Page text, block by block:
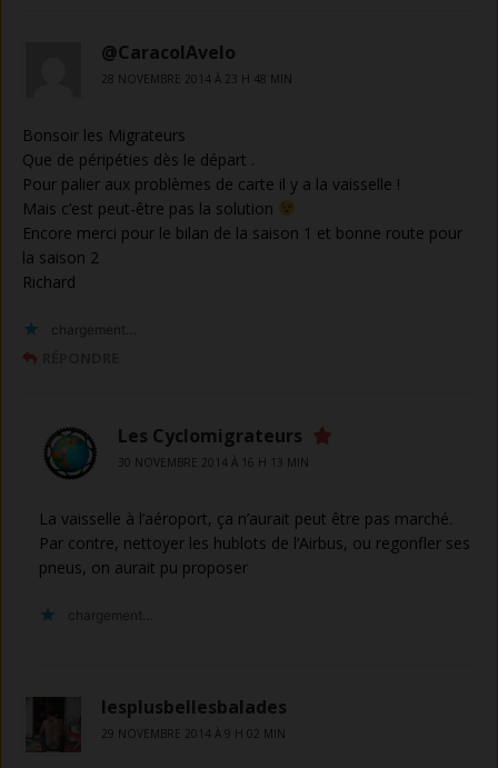
@CaracolAvelo
28 NOVEMBRE 2014 À 23 H 48 MIN
Bonsoir les Migrateurs
Que de péripéties dès le départ .
Pour palier aux problèmes de carte il y a la vaisselle !
Mais c’est peut-être pas la solution
Encore merci pour le bilan de la saison 1 et bonne route pour
la saison 2
Richard
chargement…
Les Cyclomigrateurs
30 NOVEMBRE 2014 À 16 H 13 MIN
La vaisselle à l’aéroport, ça n’aurait peut être pas marché.
Par contre, nettoyer les hublots de l’Airbus, ou regonfler ses
pneus, on aurait pu proposer
chargement…
lesplusbellesbalades
29 NOVEMBRE 2014 À 9 H 02 MIN